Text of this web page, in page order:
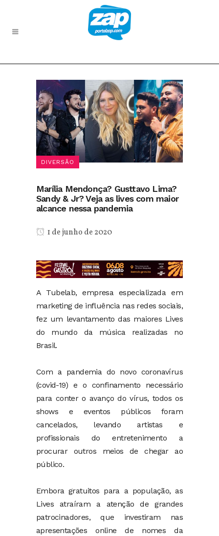
DIVERSÃO
Marília Mendonça? Gusttavo Lima?
Sandy & Jr? Veja as lives com maior
alcance nessa pandemia
1 de junho de 2020
A Tubelab, empresa especializada em
marketing de influência nas redes sociais,
fez um levantamento das maiores Lives
do mundo da música realizadas no
Brasil.
Com a pandemia do novo coronavírus
(covid-19) e o confinamento necessário
para conter o avanço do vírus, todos os
shows e eventos públicos foram
cancelados, levando artistas e
profissionais do entretenimento a
procurar outros meios de chegar ao
público.
Embora gratuitos para a população, as
Lives atraíram a atenção de grandes
patrocinadores, que investiram nas
apresentações online de nomes da